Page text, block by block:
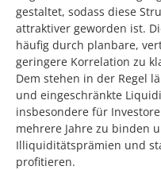
gestaltet, sodass diese
attraktiver geworden ist.
häufig durch planbare,
geringere Korrelation zu
Dem stehen in der Regel
und eingeschränkte
insbesondere für
mehrere Jahre zu binden
Illiquiditätsprämien und
profitieren.